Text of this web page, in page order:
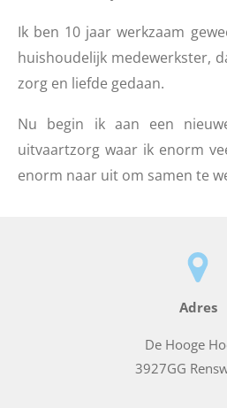
Ik ben 10 jaar werkzaam
huishoudelijk medewerkster,
zorg en liefde gedaan.
Nu begin ik aan een
uitvaartzorg waar ik enorm
enorm naar uit om samen te
Adres
De Hooge
3927GG